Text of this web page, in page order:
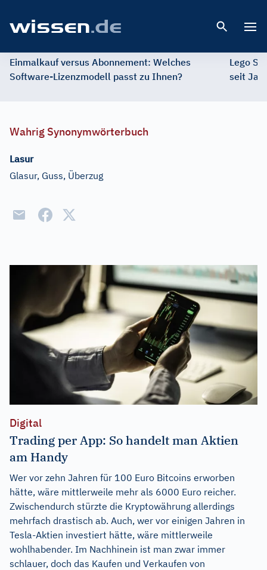
Einmalkauf versus Abonnement: Welches
Software-Lizenzmodell passt zu Ihnen?
Lego
seit
Wahrig Synonymwörterbuch
Lasur
Glasur, Guss, Überzug
Digital
Trading per App: So handelt man Aktien
am Handy
Wer vor zehn Jahren für 100 Euro Bitcoins erworben
hätte, wäre mittlerweile mehr als 6000 Euro reicher.
Zwischendurch stürzte die Kryptowährung allerdings
mehrfach drastisch ab. Auch, wer vor einigen Jahren in
Tesla-Aktien investiert hätte, wäre mittlerweile
wohlhabender. Im Nachhinein ist man zwar immer
schlauer, doch das Kaufen und Verkaufen von